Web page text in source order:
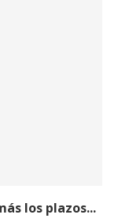
los plazos...